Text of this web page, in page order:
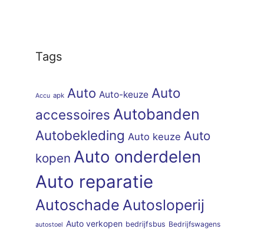
Tags
Accu apk Auto Auto-keuze Auto
accessoires Autobanden
Autobekleding Auto keuze Auto
kopen Auto onderdelen
Auto reparatie
Autoschade Autosloperij
autostoel Auto verkopen bedrijfsbus Bedrijfswagens